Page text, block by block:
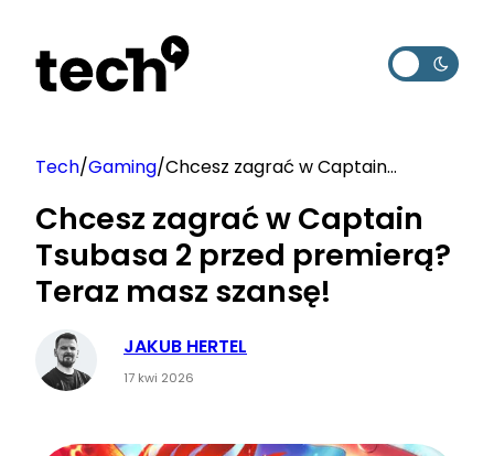
treści
Tech/Gaming/Chcesz zagrać w Captain
masz szansę!
Chcesz zagrać w Captain
Tsubasa 2 przed premierą?
Teraz masz szansę!
JAKUB HERTEL
17 kwi 2026